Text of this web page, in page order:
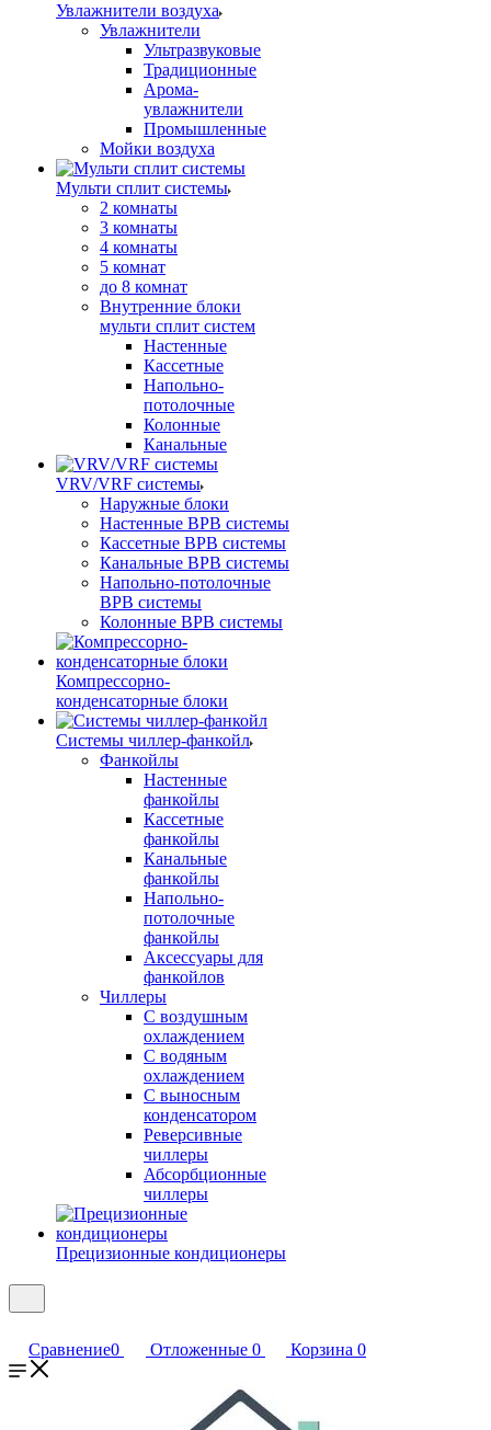
Увлажнители воздуха
Увлажнители
Ультразвуковые
Традиционные
Арома-
увлажнители
Промышленные
Мойки воздуха
Мульти сплит системы
2 комнаты
3 комнаты
4 комнаты
5 комнат
до 8 комнат
Внутренние блоки
мульти сплит систем
Настенные
Кассетные
Напольно-
потолочные
Колонные
Канальные
VRV/VRF системы
Наружные блоки
Настенные ВРВ системы
Кассетные ВРВ системы
Канальные ВРВ системы
Напольно-потолочные
ВРВ системы
Колонные ВРВ системы
Компрессорно-
конденсаторные блоки
Системы чиллер-фанкойл
Фанкойлы
Настенные
фанкойлы
Кассетные
фанкойлы
Канальные
фанкойлы
Напольно-
потолочные
фанкойлы
Аксессуары для
фанкойлов
Чиллеры
С воздушным
охлаждением
С водяным
охлаждением
С выносным
конденсатором
Реверсивные
чиллеры
Абсорбционные
чиллеры
Прецизионные кондиционеры
Сравнение0 Отложенные 0 Корзина 0